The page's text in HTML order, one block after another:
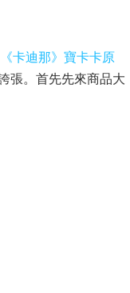
《卡迪那》寶卡卡原
張。首先先來商品大